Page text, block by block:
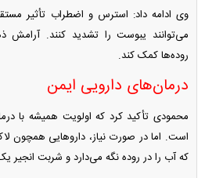
وی ادامه داد: استرس و اضطراب تأثیر
می‌توانند یبوست را تشدید کنند. آرامش
روده‌ها کمک کند.
درمان‌های دارویی ایمن
محمودی تأکید کرد که اولویت همیشه با
است. اما در صورت نیاز، دارو‌هایی همچون
که آب را در روده نگه می‌دارد و شربت